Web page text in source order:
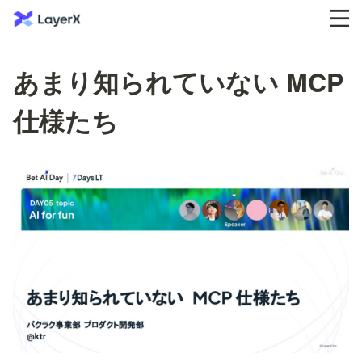
あまり知られていない MCP
仕様たち